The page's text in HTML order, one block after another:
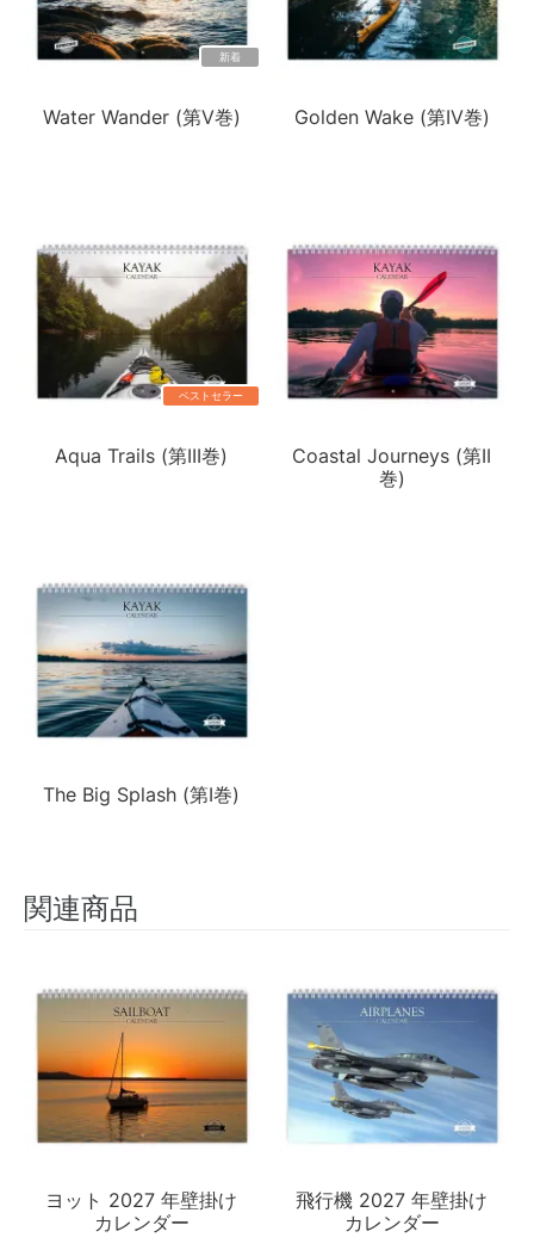
新着
Water Wander (第V巻) Golden Wake (第IV巻)
ベストセラー
Aqua Trails (第III巻)
Coastal Journeys (第II
巻)
The Big Splash (第I巻)
関連商品
ヨット 2027 年壁掛け
カレンダー
飛行機 2027 年壁掛け
カレンダー